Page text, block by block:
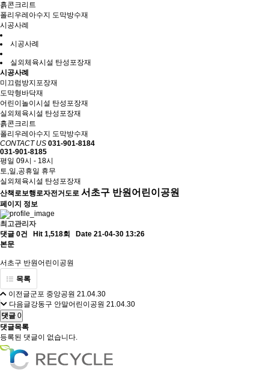
흙콘크리트
폴리우레아수지 도막방수재
시공사례
시공사례
실외체육시설 탄성포장재
시공사례
미끄럼방지포장재
도막형바닥재
어린이놀이시설 탄성포장재
실외체육시설 탄성포장재
흙콘크리트
폴리우레아수지 도막방수재
CONTACT US 031-901-8184
031-901-8185
평일 09시 - 18시
토,일,공휴일 휴무
실외체육시설 탄성포장재
산책로보행로자전거도로 서초구 반원어린이공원
페이지 정보
최고관리자
댓글 0건
Hit 1,518회
Date 21-04-30 13:26
본문
서초구 반원어린이공원
목록
이전글군포 중앙공원 21.04.30
다음글강동구 안말어린이공원 21.04.30
댓글 0
댓글목록
등록된 댓글이 없습니다.